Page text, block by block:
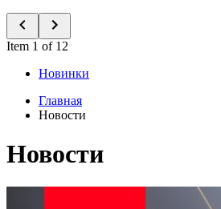
Item 1 of 12
Новинки
Главная
Новости
Новости